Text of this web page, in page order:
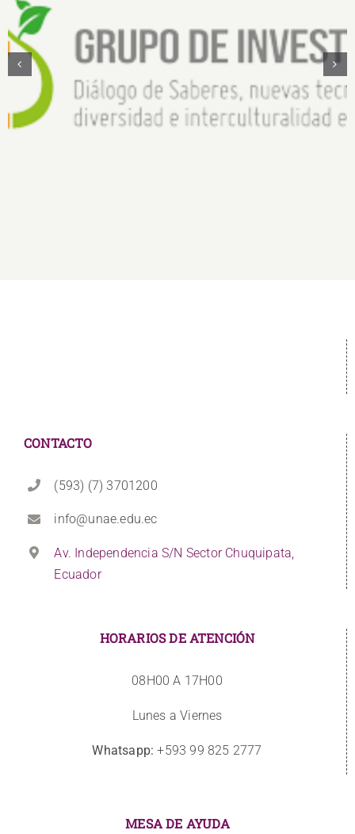
diversidad e interculturalidad en la Amazonía
CONTACTO
(593) (7) 3701200
info@unae.edu.ec
Av. Independencia S/N Sector Chuquipata,
Ecuador
HORARIOS DE ATENCIÓN
08H00 A 17H00
Lunes a Viernes
Whatsapp: +593 99 825 2777
MESA DE AYUDA